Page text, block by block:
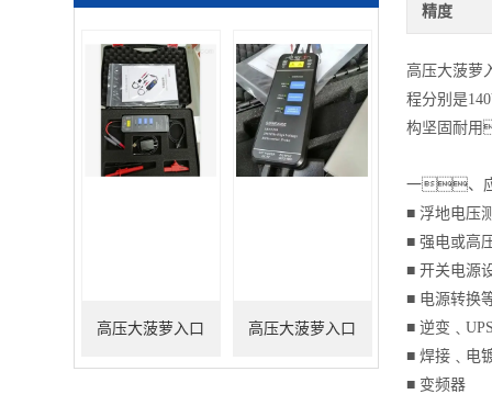
高压大菠萝入口 高压大菠萝入口
精度
高压大菠
程分别是
构坚固耐
一、
■ 浮地电压
■ 强电或高
■ 开关电源
■ 电源转换
■ 逆变
■ 焊接﹑电
■ 变频器